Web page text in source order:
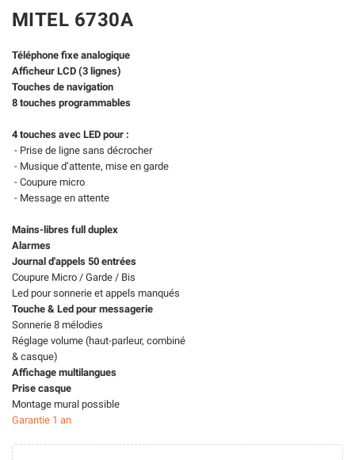
MITEL 6730A
Téléphone fixe analogique
Afficheur LCD (3 lignes)
Touches de navigation
8 touches programmables
4 touches avec LED pour :
- Prise de ligne sans décrocher
- Musique d’attente, mise en garde
- Coupure micro
- Message en attente
Mains-libres full duplex
Alarmes
Journal d'appels 50 entrées
Coupure Micro / Garde / Bis
Led pour sonnerie et appels manqués
Touche & Led pour messagerie
Sonnerie 8 mélodies
Réglage volume (haut-parleur, combiné
& casque)
Affichage multilangues
Prise casque
Montage mural possible
Garantie 1 an